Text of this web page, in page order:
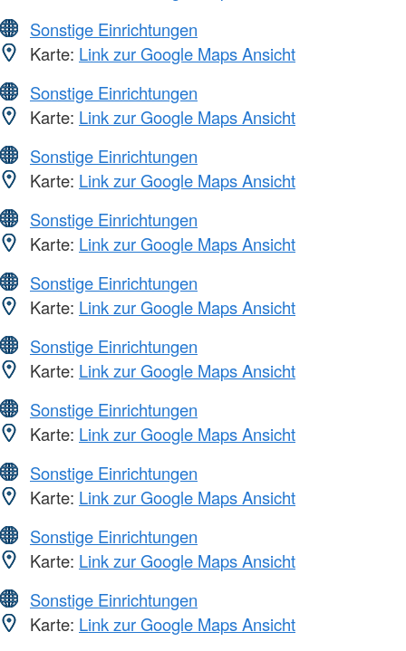
Sonstige Einrichtungen
Karte: Link zur Google Maps Ansicht
Sonstige Einrichtungen
Karte: Link zur Google Maps Ansicht
Sonstige Einrichtungen
Karte: Link zur Google Maps Ansicht
Sonstige Einrichtungen
Karte: Link zur Google Maps Ansicht
Sonstige Einrichtungen
Karte: Link zur Google Maps Ansicht
Sonstige Einrichtungen
Karte: Link zur Google Maps Ansicht
Sonstige Einrichtungen
Karte: Link zur Google Maps Ansicht
Sonstige Einrichtungen
Karte: Link zur Google Maps Ansicht
Sonstige Einrichtungen
Karte: Link zur Google Maps Ansicht
Sonstige Einrichtungen
Karte: Link zur Google Maps Ansicht